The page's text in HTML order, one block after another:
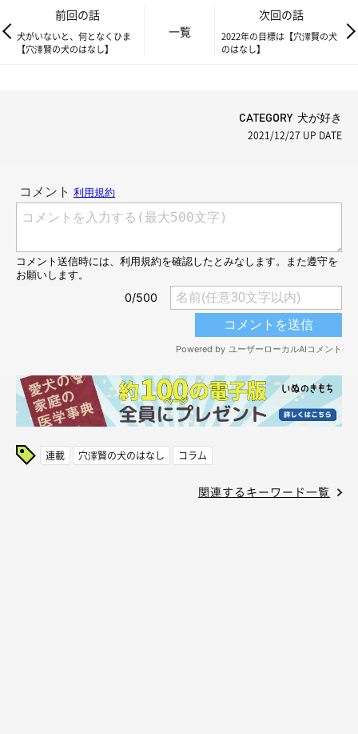
前回の話
犬がいないと、何となくひま
【穴澤賢の犬のはなし】
一覧
次回の話
2022年の目標は【穴澤賢の犬
のはなし】
CATEGORY 犬が好き
2021/12/27 UP DATE
連載 穴澤賢の犬のはなし コラム
関連するキーワード一覧